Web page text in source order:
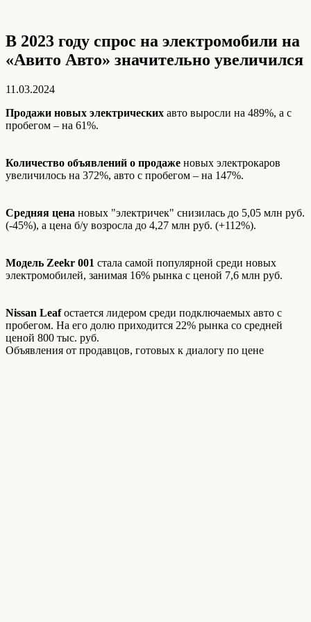
В 2023 году спрос на электромобили на
«Авито Авто» значительно увеличился
11.03.2024
Продажи новых электрических авто выросли на 489%, а с
пробегом – на 61%.
Количество объявлений о продаже новых электрокаров
увеличилось на 372%, авто с пробегом – на 147%.
Средняя цена новых "электричек" снизилась до 5,05 млн руб.
(-45%), а цена б/у возросла до 4,27 млн руб. (+112%).
Модель Zeekr 001 стала самой популярной среди новых
электромобилей, занимая 16% рынка с ценой 7,6 млн руб.
Nissan Leafостается лидером среди подключаемых авто с
пробегом. На его долю приходится 22% рынка со средней
ценой 800 тыс. руб.
Объявления от продавцов, готовых к диалогу по цене